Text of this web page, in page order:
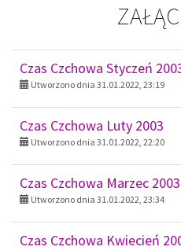
Czas Czchowa Styczeń
Utworzono dnia 31.01.2022, 23:19
Czas Czchowa Luty 2003
Utworzono dnia 31.01.2022, 22:20
Czas Czchowa Marzec 2003
Utworzono dnia 31.01.2022, 23:34
Czas Czchowa Kwiecień